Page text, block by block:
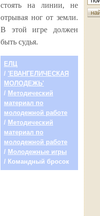
стоять на линии, не
отрывая ног от земли.
В этой игре должен
быть судья.
ЕЛЦ
/ 'ЕВАНГЕЛИЧЕСКАЯ
МОЛОДЕЖЬ'
/ Методический
материал по
молодежной работе
/ Методический
материал по
молодежной работе
/ Молодежные игры
/ Командный бросок